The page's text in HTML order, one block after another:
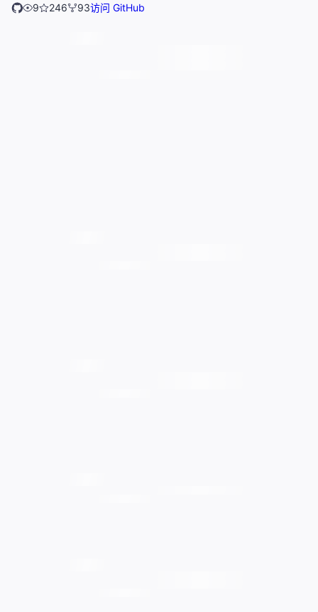
9
246 93访问 GitHub